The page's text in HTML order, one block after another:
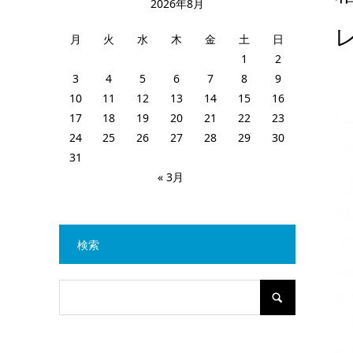
2026年8月
月 火 水 木 金 土
日
1
2
3
4 5 6 7 8
9
10
11 12 13 14 15
16
17
18 19 20 21 22
23
24
25 26 27 28 29
30
31
« 3月
検索